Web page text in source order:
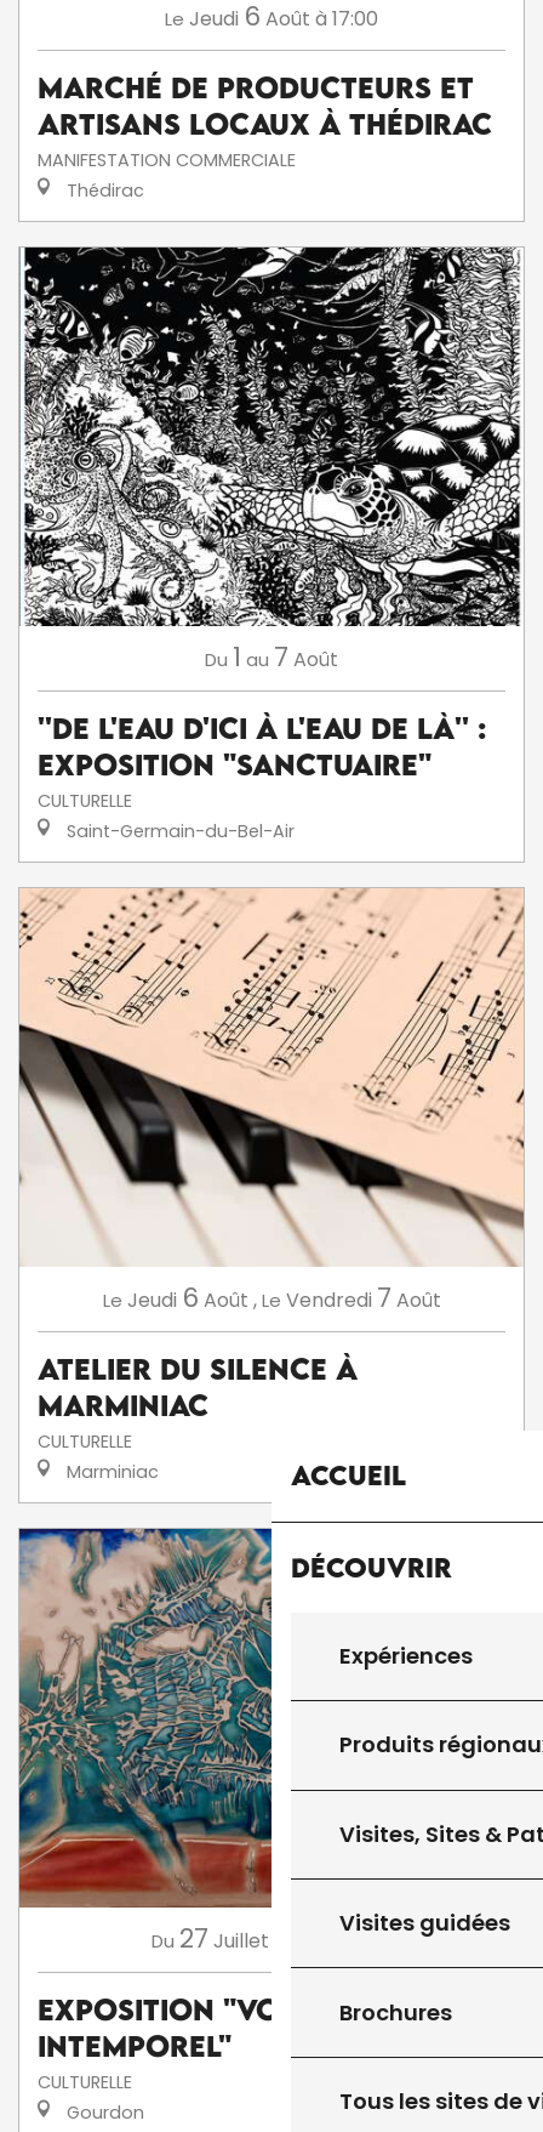
Accueil
Découvrir
Expériences
Produits
Visites, Sites &
Visites guidées
Brochures
Tous les sites de
Le Jeudi 6 Août à 17:00
Marché de producteurs et
artisans locaux à Thédirac
MANIFESTATION COMMERCIALE
Thédirac
Du 1 au 7 Août
''De l'eau d'ici à l'eau de là'' :
exposition "Sanctuaire"
CULTURELLE
Saint-Germain-du-Bel-Air
Le Jeudi 6 Août ,Le Vendredi 7 Août
Atelier du silence à
Marminiac
CULTURELLE
Marminiac
Du 27 Juillet
Exposition "Voyage
intemporel"
CULTURELLE
Gourdon